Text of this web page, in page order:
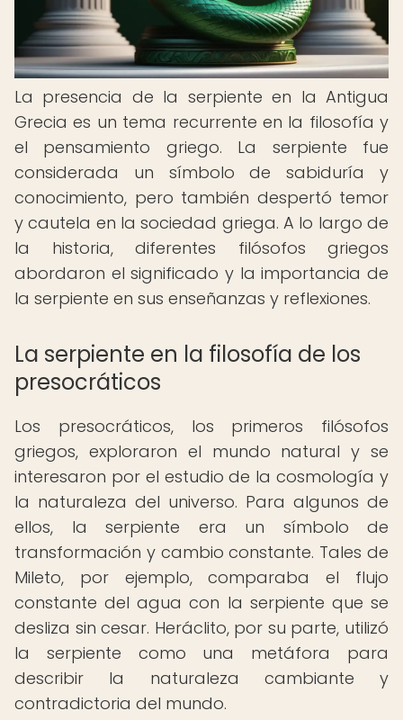
La presencia de la serpiente en la Antigua
Grecia es un tema recurrente en la filosofía y
el pensamiento griego. La serpiente fue
considerada un símbolo de sabiduría y
conocimiento, pero también despertó temor
y cautela en la sociedad griega. A lo largo de
la historia, diferentes filósofos griegos
abordaron el significado y la importancia de
la serpiente en sus enseñanzas y reflexiones.
La serpiente en la filosofía de los
presocráticos
Los presocráticos, los primeros filósofos
griegos, exploraron el mundo natural y se
interesaron por el estudio de la cosmología y
la naturaleza del universo. Para algunos de
ellos, la serpiente era un símbolo de
transformación y cambio constante. Tales de
Mileto, por ejemplo, comparaba el flujo
constante del agua con la serpiente que se
desliza sin cesar. Heráclito, por su parte, utilizó
la serpiente como una metáfora para
describir la naturaleza cambiante y
contradictoria del mundo.